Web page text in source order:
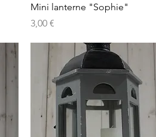
Aperçu rapide
Mini lanterne "Sophie"
Prix
3,00 €